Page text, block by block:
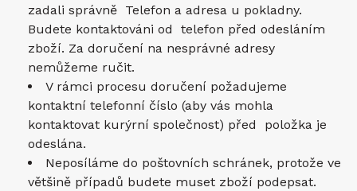
zadali správně Telefon a adresa u pokladny.
Budete kontaktováni od telefon před odesláním
zboží. Za doručení na nesprávné adresy
nemůžeme ručit.
V rámci procesu doručení požadujeme
kontaktní telefonní číslo (aby vás mohla
kontaktovat kurýrní společnost) před položka je
odeslána.
Neposíláme do poštovních schránek, protože ve
většině případů budete muset zboží podepsat.